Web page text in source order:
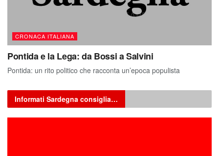
CRONACA ITALIANA
Pontida e la Lega: da Bossi a Salvini
Pontida: un rito politico che racconta un’epoca populista
Informati Sardegna consiglia…